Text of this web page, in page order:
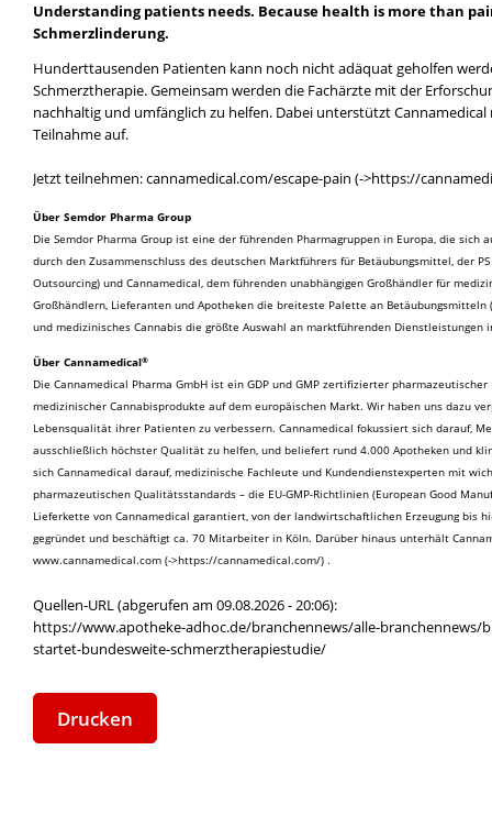
Understanding patients needs. Because health is more than
Schmerzlinderung.
Hunderttausenden Patienten kann noch nicht adäquat geholfen
Schmerztherapie. Gemeinsam werden die Fachärzte mit der
nachhaltig und umfänglich zu helfen. Dabei unterstützt
Teilnahme auf.
Jetzt teilnehmen:cannamedical.com/escape-pain
Über Semdor Pharma Group
Die Semdor Pharma Group ist eine der führenden Pharmagruppen in Europa, die
durch den Zusammenschluss des deutschen Marktführers für Betäubungsmittel, der
Outsourcing) und Cannamedical, dem führenden unabhängigen Großhändler für
Großhändlern, Lieferanten und Apotheken die breiteste Palette an
und medizinisches Cannabis die größte Auswahl an marktführenden
Über Cannamedical®
Die Cannamedical Pharma GmbH ist ein GDP und GMP zertifizierter
medizinischer Cannabisprodukte auf dem europäischen Markt. Wir haben uns dazu
Lebensqualität ihrer Patienten zu verbessern. Cannamedical fokussiert sich darauf,
ausschließlich höchster Qualität zu helfen, und beliefert rund 4.000 Apotheken und
sich Cannamedical darauf, medizinische Fachleute und Kundendienstexperten mit
pharmazeutischen Qualitätsstandards – die EU-GMP-Richtlinien (European Good
Lieferkette von Cannamedical garantiert, von der landwirtschaftlichen Erzeugung bis
gegründet und beschäftigt ca. 70 Mitarbeiter in Köln. Darüber hinaus unterhält
www.cannamedical.com
.
Quellen-URL (abgerufen am 09.08.2026 - 20:06):
https://www.apotheke-adhoc.de/branchennews/alle-branchennews/
startet-bundesweite-schmerztherapiestudie/
Drucken